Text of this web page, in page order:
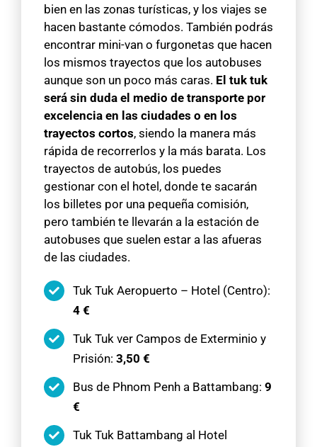
bien en las zonas turísticas, y los viajes se
hacen bastante cómodos. También podrás
encontrar mini-van o furgonetas que hacen
los mismos trayectos que los autobuses
aunque son un poco más caras. El tuk tuk
será sin duda el medio de transporte por
excelencia en las ciudades o en los
trayectos cortos, siendo la manera más
rápida de recorrerlos y la más barata. Los
trayectos de autobús, los puedes
gestionar con el hotel, donde te sacarán
los billetes por una pequeña comisión,
pero también te llevarán a la estación de
autobuses que suelen estar a las afueras
de las ciudades.
Tuk Tuk Aeropuerto – Hotel (Centro):
4 €
Tuk Tuk ver Campos de Exterminio y
Prisión: 3,50 €
Bus de Phnom Penh a Battambang: 9
€
Tuk Tuk Battambang al Hotel